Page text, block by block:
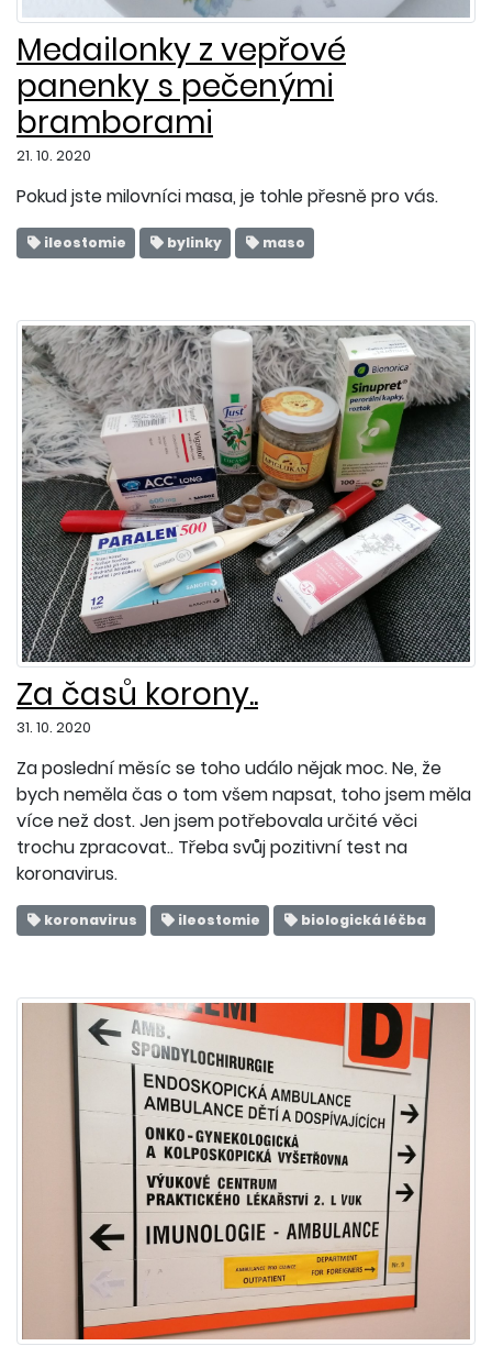
Medailonky z vepřové
panenky s pečenými
bramborami
21. 10. 2020
Pokud jste milovníci masa, je tohle přesně pro vás.
ileostomie bylinky maso
Za časů korony..
31. 10. 2020
Za poslední měsíc se toho událo nějak moc. Ne, že
bych neměla čas o tom všem napsat, toho jsem měla
více než dost. Jen jsem potřebovala určité věci
trochu zpracovat.. Třeba svůj pozitivní test na
koronavirus.
koronavirus ileostomie biologická léčba